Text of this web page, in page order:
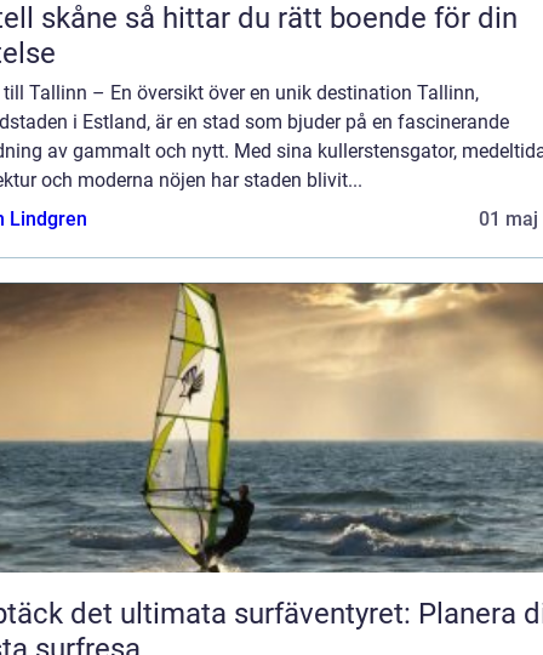
hittar du rätt boende för din
till Tallinn – En översikt över en unik destination Tallinn,
i Estland, är en stad som bjuder på en fascinerande
av gammalt och nytt. Med sina kullerstensgator,
och moderna nöjen har staden blivit...
Lindgren
01 maj
det ultimata surfäventyret: Planera